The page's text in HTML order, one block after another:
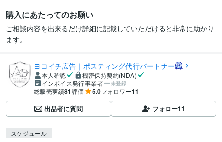
購入にあたってのお願い
ご相談内容を出来るだけ詳細に記載していただけると非常に助かり
ます。
ヨコイチ広告｜ポスティング代行パートナー
本人確認
機密保持契約(NDA)
インボイス発行事業者
未登録
総販売実績81評価 5.0フォロワー11
出品者に質問 フォロー11
スケジュール